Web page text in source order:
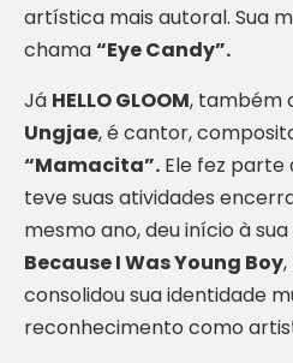
artística mais autoral. Sua
chama“Eye Candy”.
Já HELLO GLOOM, também
Ungjae, é cantor,
“Mamacita”. Ele fez parte
teve suas atividades
mesmo ano, deu início à
Because I Was Young Boy
consolidou sua identidade
reconhecimento como